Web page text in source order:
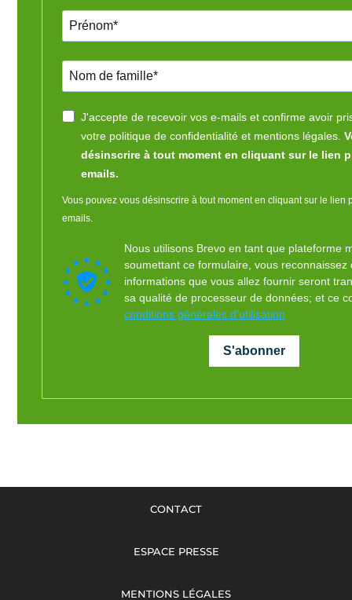
J'accepte de recevoir vos e-mails et confirme avoir
votre politique de confidentialité et mentions légales.
désinscrire à tout moment en cliquant sur le lien
emails.
Vous pouvez vous désinscrire à tout moment en cliquant sur le lien
emails.
Nous utilisons Brevo en tant que plateforme
soumettant ce formulaire, vous reconnaissez
informations que vous allez fournir seront
sa qualité de processeur de données; et ce
conditions générales d'utilisation
S'abonner
CONTACT
ESPACE PRESSE
MENTIONS LÉGALES